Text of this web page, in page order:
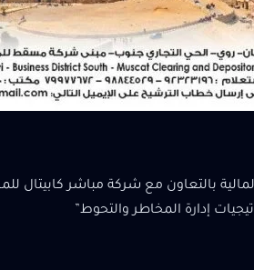
بالتعاون مع شركة مباشر كابيتال
إدارة المخاطر والتحوط”